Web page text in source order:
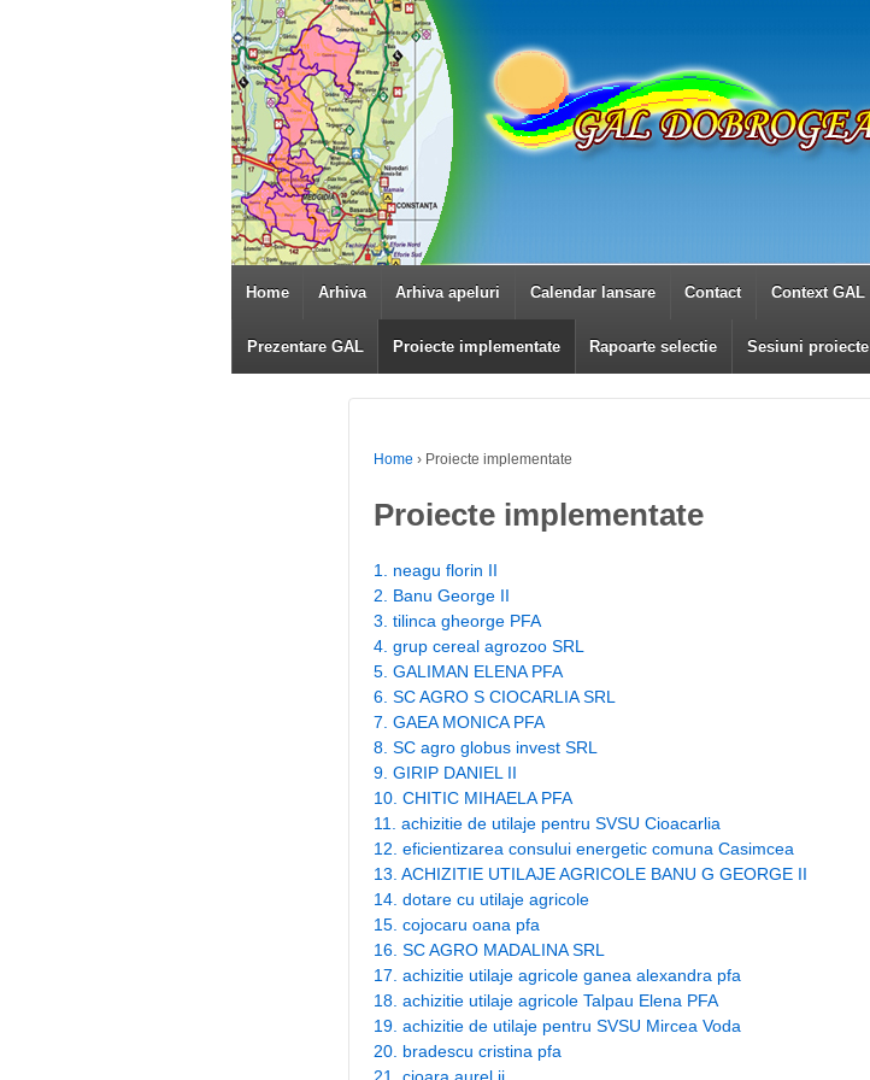
Home Arhiva Arhiva apeluri Calendar lansare Contact Context GAL
Prezentare GAL Proiecte implementate Rapoarte selectie Sesiuni proiecte
Home › Proiecte implementate
Proiecte implementate
1. neagu florin II
2. Banu George II
3. tilinca gheorge PFA
4. grup cereal agrozoo SRL
5. GALIMAN ELENA PFA
6. SC AGRO S CIOCARLIA SRL
7. GAEA MONICA PFA
8. SC agro globus invest SRL
9. GIRIP DANIEL II
10. CHITIC MIHAELA PFA
11. achizitie de utilaje pentru SVSU Cioacarlia
12. eficientizarea consului energetic comuna Casimcea
13. ACHIZITIE UTILAJE AGRICOLE BANU G GEORGE II
14. dotare cu utilaje agricole
15. cojocaru oana pfa
16. SC AGRO MADALINA SRL
17. achizitie utilaje agricole ganea alexandra pfa
18. achizitie utilaje agricole Talpau Elena PFA
19. achizitie de utilaje pentru SVSU Mircea Voda
20. bradescu cristina pfa